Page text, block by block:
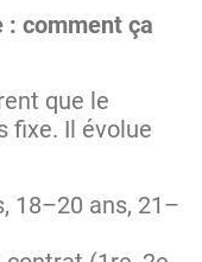
: comment ça
que le
fixe. Il évolue
18–20 ans, 21–